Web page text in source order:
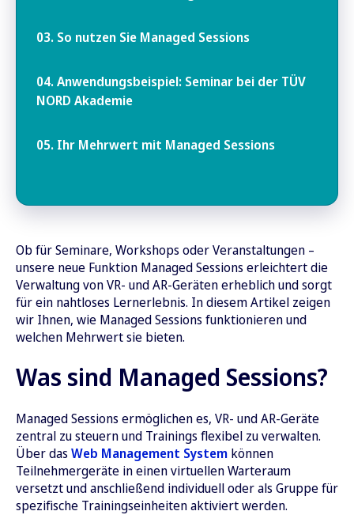
03. So nutzen Sie Managed Sessions
04. Anwendungsbeispiel: Seminar bei der TÜV
NORD Akademie
05. Ihr Mehrwert mit Managed Sessions
Ob für Seminare, Workshops oder Veranstaltungen –
unsere neue Funktion Managed Sessions erleichtert die
Verwaltung von VR- und AR-Geräten erheblich und sorgt
für ein nahtloses Lernerlebnis. In diesem Artikel zeigen
wir Ihnen, wie Managed Sessions funktionieren und
welchen Mehrwert sie bieten.
Was sind Managed Sessions?
Managed Sessions ermöglichen es, VR- und AR-Geräte
zentral zu steuern und Trainings flexibel zu verwalten.
Über das Web Management System können
Teilnehmergeräte in einen virtuellen Warteraum
versetzt und anschließend individuell oder als Gruppe für
spezifische Trainingseinheiten aktiviert werden.